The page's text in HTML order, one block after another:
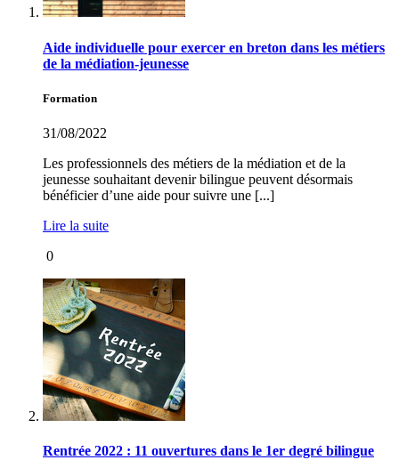
Aide individuelle pour exercer en breton dans les métiers
de la médiation-jeunesse
Formation
31/08/2022
Les professionnels des métiers de la médiation et de la
jeunesse souhaitant devenir bilingue peuvent désormais
bénéficier d’une aide pour suivre une [...]
Lire la suite
0
Rentrée 2022 : 11 ouvertures dans le 1er degré bilingue